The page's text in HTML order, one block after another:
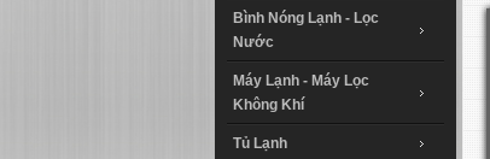
Bình Nóng Lạnh - Lọc
Nước
Máy Lạnh - Máy Lọc
Không Khí
Tủ Lạnh